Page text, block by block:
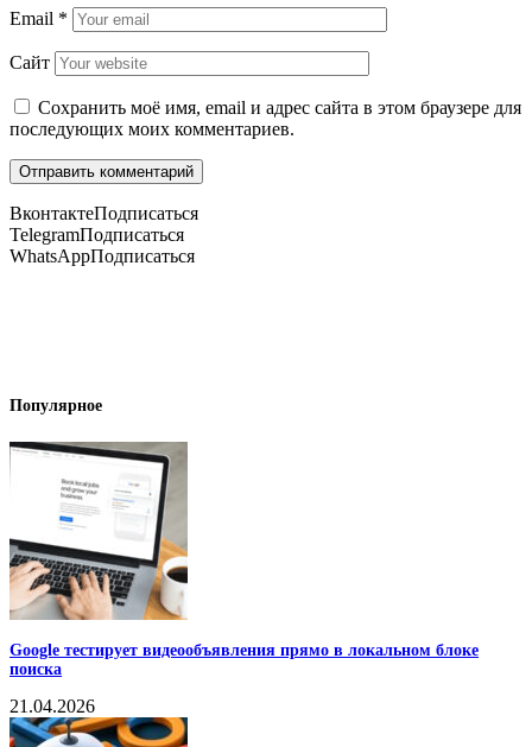
Email *
Сайт
Сохранить моё имя, email и адрес сайта в этом браузере для
последующих моих комментариев.
ВконтактеПодписаться
TelegramПодписаться
WhatsAppПодписаться
Популярное
Google тестирует видеообъявления прямо в локальном блоке
поиска
21.04.2026